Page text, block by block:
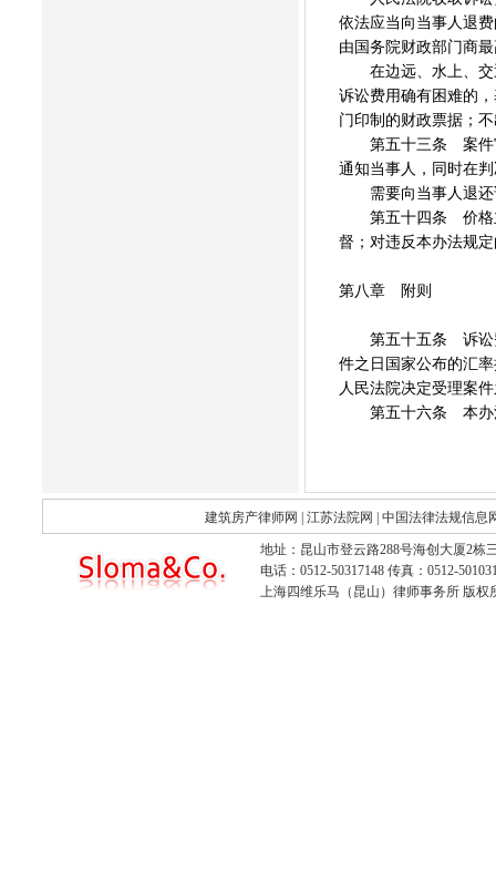
依法应当向当事人退
由国务院财政部门商
在边远、水上、交
诉讼费用确有困难的
门印制的财政票据；
第五十三条 案件审
通知当事人，同时在
需要向当事人退还
第五十四条 价格主
督；对违反本办法规
第八章 附则
第五十五条 诉讼费
件之日国家公布的汇
人民法院决定受理案
第五十六条 本办法
建筑房产律师网 江苏法院网 中国法律法规信息
地址：昆山市登云路288号海创大厦2栋
电话：0512-50317148 传真：0512-
上海四维乐马（昆山）律师事务所 版权